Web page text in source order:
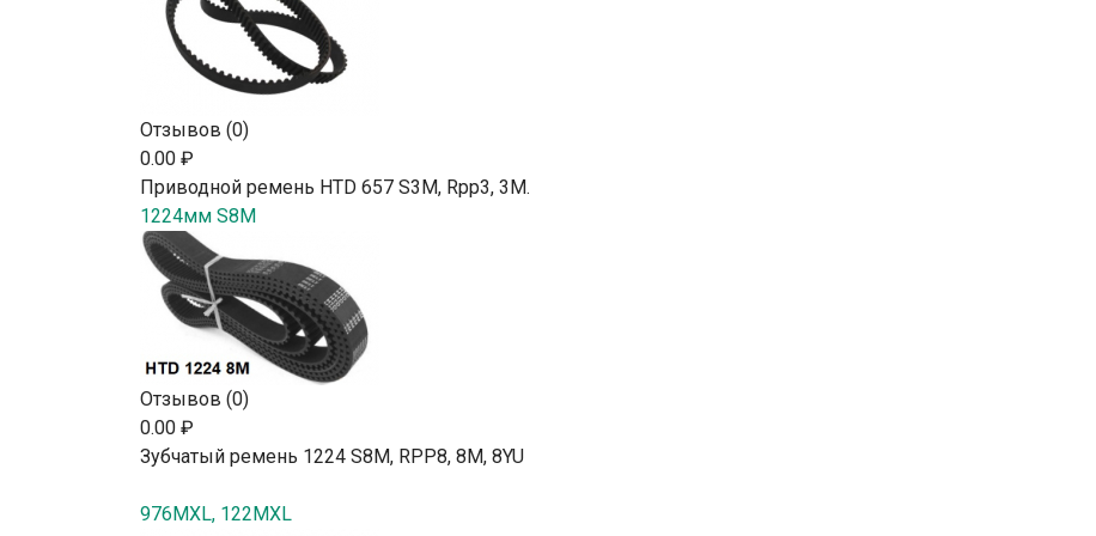
Отзывов (0)
0.00 ₽
Приводной ремень HTD 657 S3M, Rpp3, 3М.
1224мм S8M
Отзывов (0)
0.00 ₽
Зубчатый ремень 1224 S8M, RPP8, 8М, 8YU
976MXL, 122MXL